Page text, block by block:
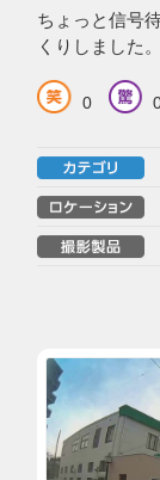
ちょっと信号
くりしました。
0